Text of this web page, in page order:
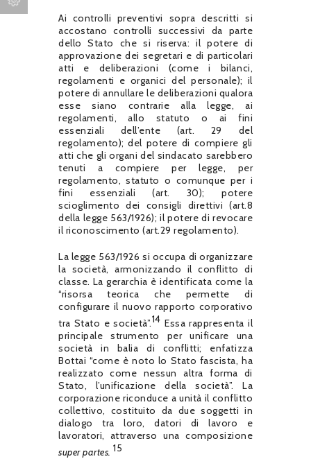
Ai controlli preventivi sopra descritti si
accostano controlli successivi da parte
dello Stato che si riserva: il potere di
approvazione dei segretari e di particolari
atti e deliberazioni (come i bilanci,
regolamenti e organici del personale); il
potere di annullare le deliberazioni qualora
esse siano contrarie alla legge, ai
regolamenti, allo statuto o ai fini
essenziali dell’ente (art. 29 del
regolamento); del potere di compiere gli
atti che gli organi del sindacato sarebbero
tenuti a compiere per legge, per
regolamento, statuto o comunque per i
fini essenziali (art. 30); potere
scioglimento dei consigli direttivi (art.8
della legge 563/1926); il potere di revocare
il riconoscimento (art.29 regolamento).
La legge 563/1926 si occupa di organizzare
la società, armonizzando il conflitto di
classe. La gerarchia è identificata come la
“risorsa teorica che permette di
configurare il nuovo rapporto corporativo
tra Stato e società”.14 Essa rappresenta il
principale strumento per unificare una
società in balia di conflitti; enfatizza
Bottai “come è noto lo Stato fascista, ha
realizzato come nessun altra forma di
Stato, l’unificazione della società”. La
corporazione riconduce a unità il conflitto
collettivo, costituito da due soggetti in
dialogo tra loro, datori di lavoro e
lavoratori, attraverso una composizione
super partes. 15